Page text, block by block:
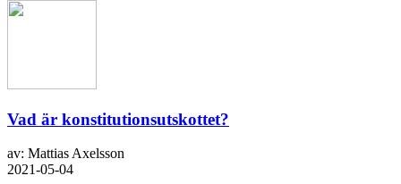
Vad är konstitutionsutskottet?
av: Mattias Axelsson
2021-05-04